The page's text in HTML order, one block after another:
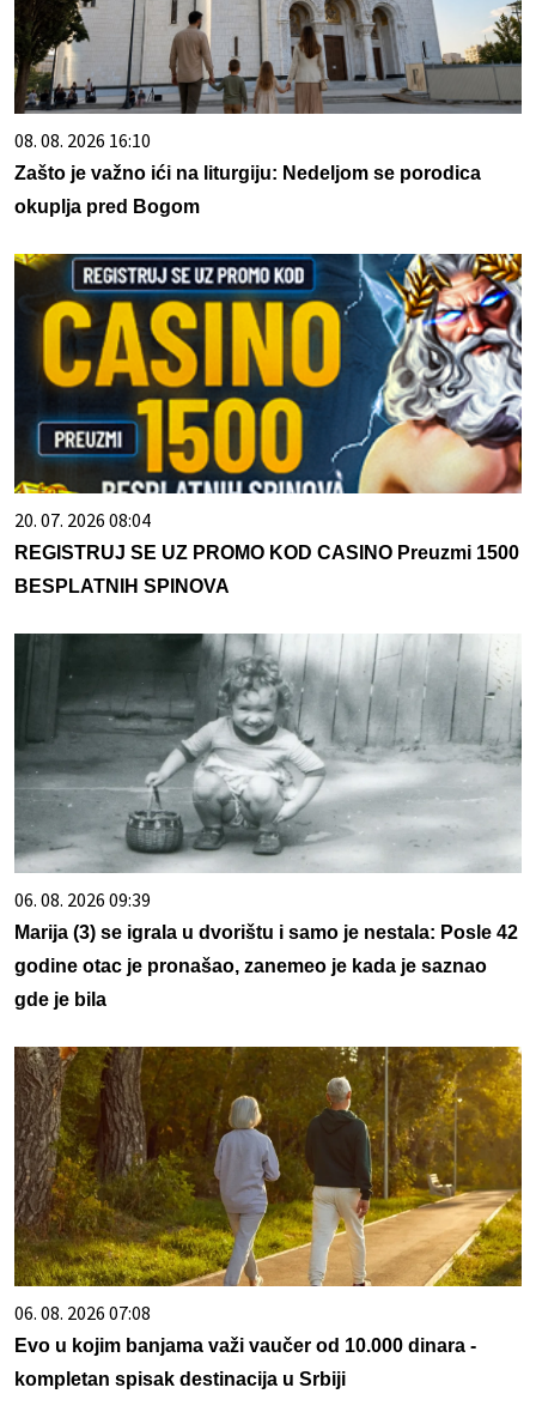
08. 08. 2026 16:10
Zašto je važno ići na liturgiju: Nedeljom se porodica
okuplja pred Bogom
20. 07. 2026 08:04
REGISTRUJ SE UZ PROMO KOD CASINO Preuzmi 1500
BESPLATNIH SPINOVA
06. 08. 2026 09:39
Marija (3) se igrala u dvorištu i samo je nestala: Posle 42
godine otac je pronašao, zanemeo je kada je saznao
gde je bila
06. 08. 2026 07:08
Evo u kojim banjama važi vaučer od 10.000 dinara -
kompletan spisak destinacija u Srbiji